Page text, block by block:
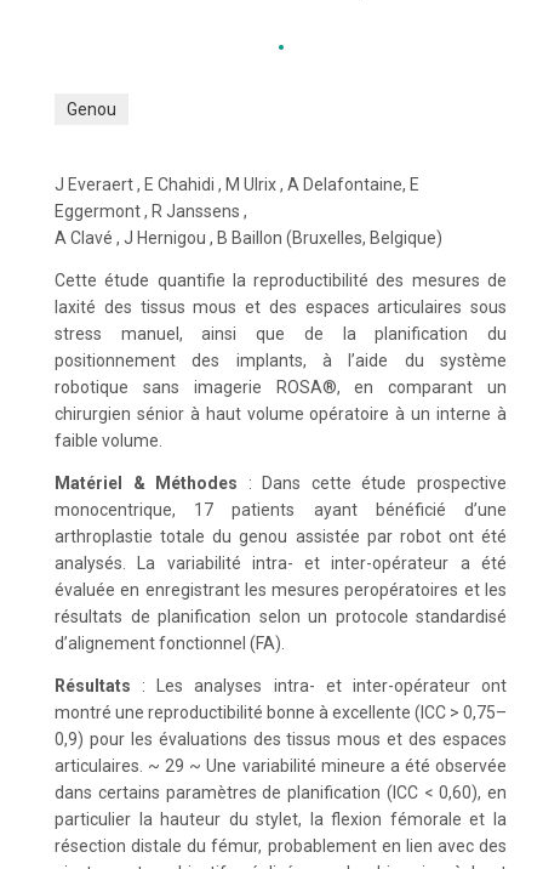
Genou
J Everaert , E Chahidi , M Ulrix , A Delafontaine, E
Eggermont , R Janssens ,
A Clavé , J Hernigou , B Baillon (Bruxelles, Belgique)
Cette étude quantifie la reproductibilité des mesures de
laxité des tissus mous et des espaces articulaires sous
stress manuel, ainsi que de la planification du
positionnement des implants, à l’aide du système
robotique sans imagerie ROSA®, en comparant un
chirurgien sénior à haut volume opératoire à un interne à
faible volume.
Matériel & Méthodes : Dans cette étude prospective
monocentrique, 17 patients ayant bénéficié d’une
arthroplastie totale du genou assistée par robot ont été
analysés. La variabilité intra- et inter-opérateur a été
évaluée en enregistrant les mesures peropératoires et les
résultats de planification selon un protocole standardisé
d’alignement fonctionnel (FA).
Résultats : Les analyses intra- et inter-opérateur ont
montré une reproductibilité bonne à excellente (ICC > 0,75–
0,9) pour les évaluations des tissus mous et des espaces
articulaires. ~ 29 ~ Une variabilité mineure a été observée
dans certains paramètres de planification (ICC < 0,60), en
particulier la hauteur du stylet, la flexion fémorale et la
résection distale du fémur, probablement en lien avec des